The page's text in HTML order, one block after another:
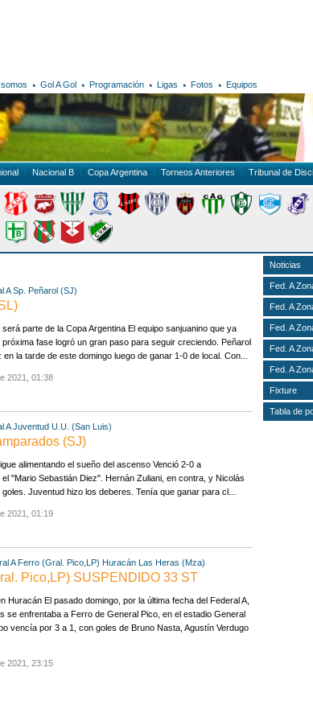
Gol A Gol Programación Ligas Fotos Equipos
Nacional B Copa Argentina Torneos Anteriores Tribunal de
A Sp. Peñarol (SJ)
parte de la Copa Argentina El equipo sanjuanino que ya
fase logró un gran paso para seguir creciendo. Peñarol
la tarde de este domingo luego de ganar 1-0 de local. Con...
2021, 01:38
A Juventud U.U. (San Luis)
(SJ)
alimentando el sueño del ascenso Venció 2-0 a
"Mario Sebastián Diez". Hernán Zuliani, en contra, y Nicolás
Juventud hizo los deberes. Tenía que ganar para cl...
2021, 01:19
A Ferro (Gral. Pico,LP) Huracán Las Heras (Mza)
Pico,LP) SUSPENDIDO 33 ST
Huracán El pasado domingo, por la última fecha del Federal A,
se enfrentaba a Ferro de General Pico, en el estadio General
vencía por 3 a 1, con goles de Bruno Nasta, Agustín Verdugo
2021, 23:15
Noticias
Fed. A
Fed. A
Fed. A
Fed. A
Fed. A
Fixture
Tabla de